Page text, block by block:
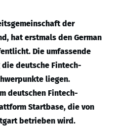
der
hat erstmals den German
Die umfassende
deutsche Fintech-
liegen.
deutschen Fintech-
Startbase, die von
betrieben wird.